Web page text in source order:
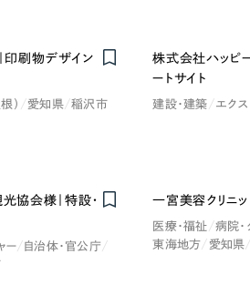
代表挨拶
SDGsに向け
ベージュ・茶色
印刷物デザイン
） 愛知県 稲沢市
株式会社ハッピ
ートサイト
建設・建築 エク
協会様｜特設・
ー
自治体・官公庁
一宮美容クリニッ
医療・福祉 病院・
東海地方
愛知県